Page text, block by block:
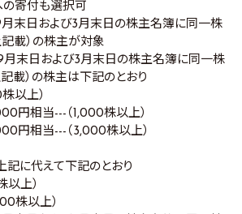
の寄付も選択可
末日および3月末日の株主名簿に同一株
載）の株主が対象
末日および3月末日の株主名簿に同一株
載）の株主は下記のとおり
以上）
円相当---（1,000株以上）
円相当---（3,000株以上）
に代えて下記のとおり
以上）
株以上）